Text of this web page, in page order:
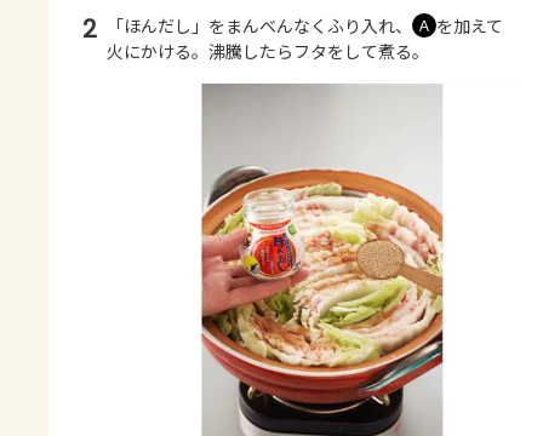
2 「ほんだし」をまんべんなくふり入れ、 Ａ を加えて
火にかける。沸騰したらフタをして煮る。